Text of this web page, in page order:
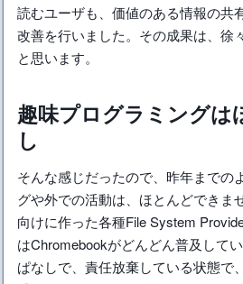
読むユーザも、価値のある情報の共
改善を行いました。その成果は、徐
と思います。
趣味プログラミングは
し
そんな感じだったので、昨年までの
グや外での活動は、ほとんどできま
向けに作った各種File System
はChromebookがどんどん普及して
ぱなしで、責任放棄している状態で